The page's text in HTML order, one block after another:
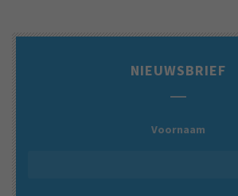
NIEUWSBRIEF
Voornaam